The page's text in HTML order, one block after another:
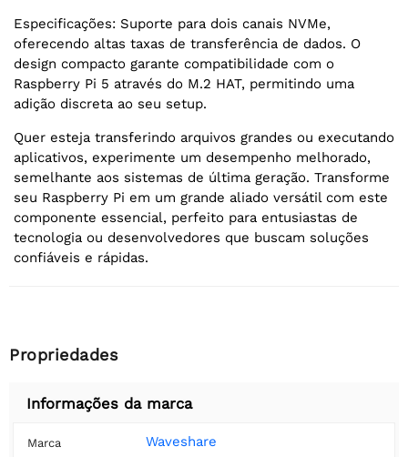
Especificações: Suporte para dois canais NVMe,
oferecendo altas taxas de transferência de dados. O
design compacto garante compatibilidade com o
Raspberry Pi 5 através do M.2 HAT, permitindo uma
adição discreta ao seu setup.
Quer esteja transferindo arquivos grandes ou executando
aplicativos, experimente um desempenho melhorado,
semelhante aos sistemas de última geração. Transforme
seu Raspberry Pi em um grande aliado versátil com este
componente essencial, perfeito para entusiastas de
tecnologia ou desenvolvedores que buscam soluções
confiáveis e rápidas.
Propriedades
Informações da marca
Marca Waveshare